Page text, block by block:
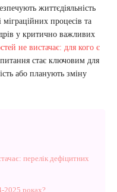
життєдіяльність
міграційних процесів та
у критично важливих
не вистачає: для кого є
стає ключовим для
або планують зміну
перелік дефіцитних
2025 роках?